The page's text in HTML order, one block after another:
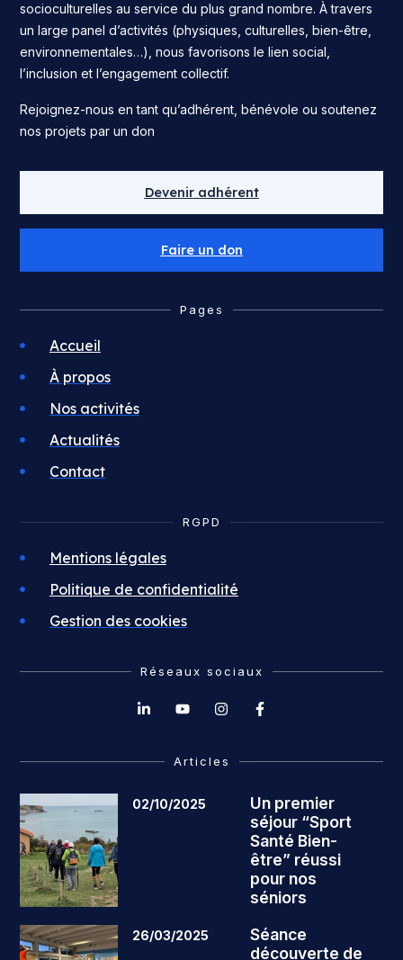
socioculturelles au service du plus grand nombre. À travers
un large panel d’activités (physiques, culturelles, bien-être,
environnementales…), nous favorisons le lien social,
l’inclusion et l’engagement collectif.
Rejoignez-nous en tant qu’adhérent, bénévole ou soutenez
nos projets par un don
Devenir adhérent
Faire un don
Pages
Accueil
À propos
Nos activités
Actualités
Contact
RGPD
Mentions légales
Politique de confidentialité
Gestion des cookies
Réseaux sociaux
Articles
02/10/2025
Un premier
séjour “Sport
Santé Bien-
être” réussi
pour nos
séniors
26/03/2025
Séance
découverte de